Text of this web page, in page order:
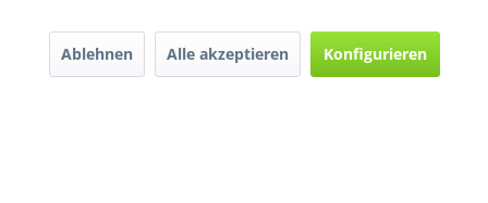
Nachnahmegebühren, wenn nicht anders beschrieben
Widerruf erklären
Ablehnen Alle akzeptieren Konfigurieren